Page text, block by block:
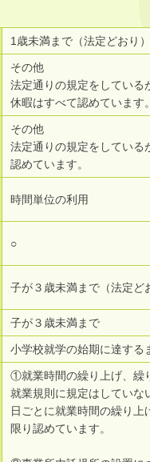
1歳未満まで（法定どおり）
その他
法定通りの規定をしている
休暇はすべて認めています
その他
法定通りの規定をしている
認めています。
時間単位の利用
○
子が３歳未満まで（法定ど
子が３歳未満まで
小学校就学の始期に達する
①就業時間の繰り上げ、繰
就業規則に規定はしていな
日ごとに就業時間の繰り
限り認めています。